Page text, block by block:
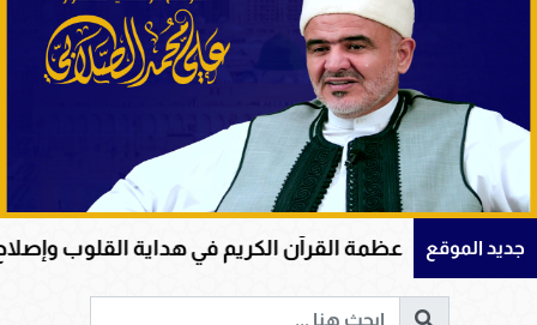
جديد الموقع
عظمة القرآن الكريم في هداية القلوب وإصلاح المجتمعات